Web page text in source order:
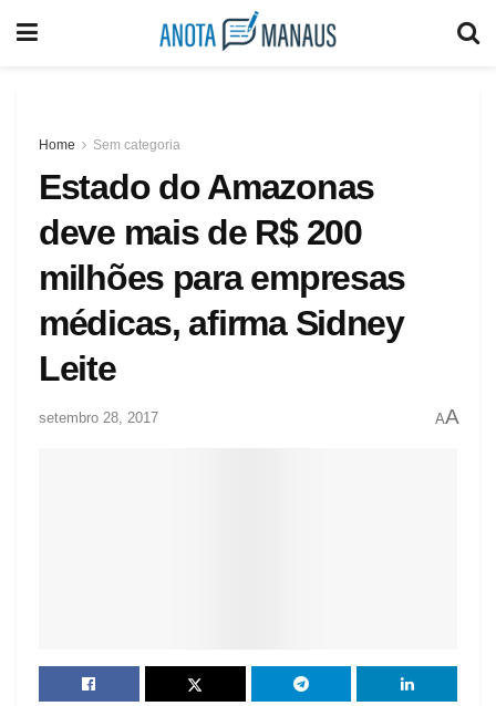
Home Sem categoria
Estado do Amazonas
deve mais de R$ 200
milhões para empresas
médicas, afirma Sidney
Leite
setembro 28, 2017 AA